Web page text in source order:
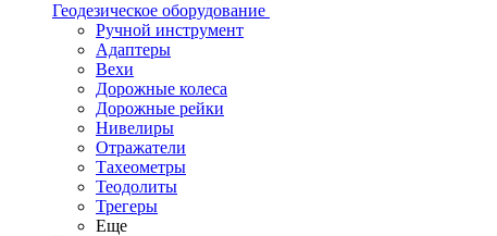
Геодезическое оборудование
Ручной инструмент
Адаптеры
Вехи
Дорожные колеса
Дорожные рейки
Нивелиры
Отражатели
Тахеометры
Теодолиты
Трегеры
Еще